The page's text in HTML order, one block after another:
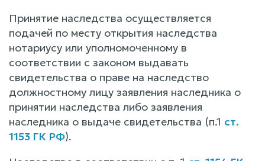
Принятие наследства осуществляется
подачей по месту открытия наследства
нотариусу или уполномоченному в
соответствии с законом выдавать
свидетельства о праве на наследство
должностному лицу заявления наследника о
принятии наследства либо заявления
наследника о выдаче свидетельства (п.1 ст.
1153 ГК РФ).